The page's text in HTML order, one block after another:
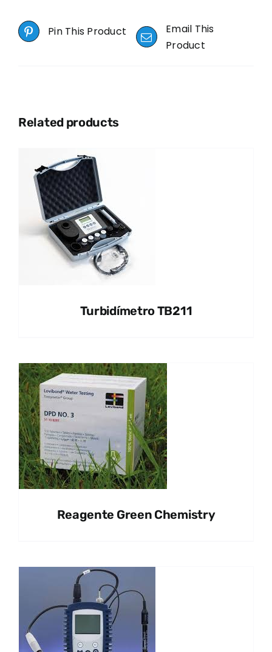
Pin This Product
Email This
Product
Related products
Turbidímetro TB211
Reagente Green Chemistry